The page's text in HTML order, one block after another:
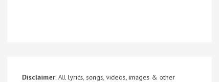
Disclaimer: All lyrics, songs, videos, images & other